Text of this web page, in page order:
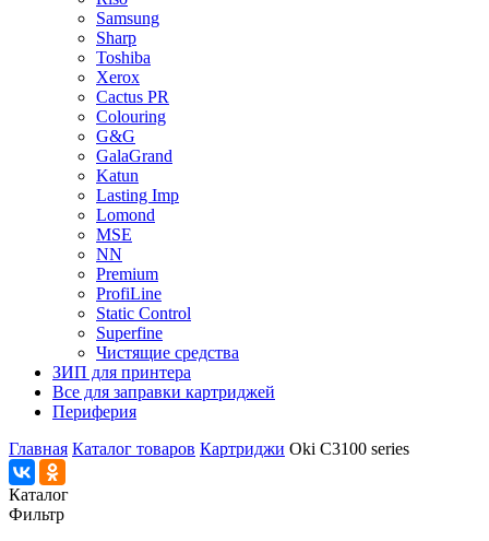
Samsung
Sharp
Toshiba
Xerox
Cactus PR
Colouring
G&G
GalaGrand
Katun
Lasting Imp
Lomond
MSE
NN
Premium
ProfiLine
Static Control
Superfine
Чистящие средства
ЗИП для принтера
Все для заправки картриджей
Периферия
Главная Каталог товаров Картриджи Oki C3100 series
Каталог
Фильтр